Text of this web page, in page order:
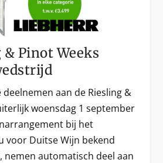
Pinot Weeks
deelnemen aan de Riesling &
woensdag 1 september
bij het
voor Duitse Wijn bekend
nemen automatisch deel aan